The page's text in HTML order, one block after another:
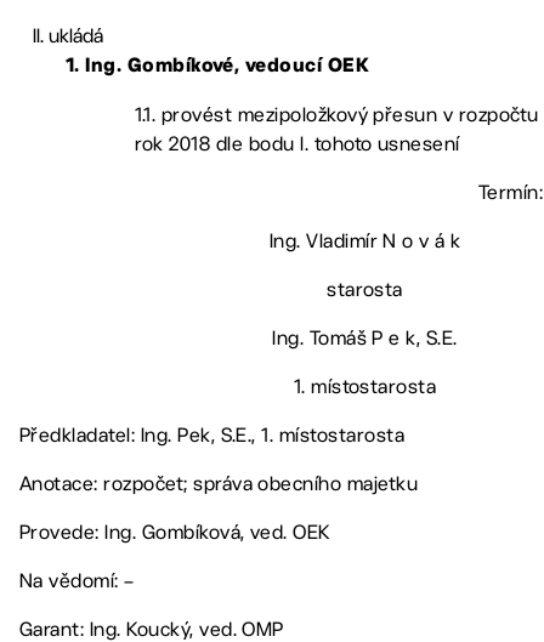
ukládá
1. Ing. Gombíkové, vedoucí OEK
1.1. provést mezipoložkový přesun v rozpočtu
rok 2018 dle bodu I. tohoto usnesení
Ing. Vladimír N o v á k
starosta
Ing. Tomáš P e k, S.E.
1. místostarosta
Předkladatel: Ing. Pek, S.E., 1. místostarosta
Anotace: rozpočet; správa obecního majetku
Provede: Ing. Gombíková, ved. OEK
Na vědomí: –
Garant: Ing. Koucký, ved. OMP